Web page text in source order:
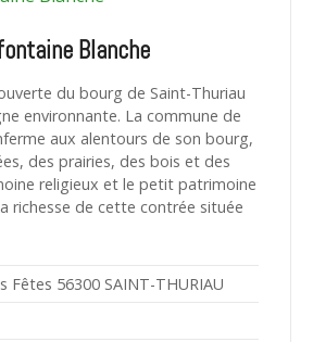
Blanche
du bourg de Saint-Thuriau
environnante. La commune de
aux alentours de son bourg,
des prairies, des bois et des
religieux et le petit patrimoine
richesse de cette contrée située
Fêtes 56300 SAINT-THURIAU